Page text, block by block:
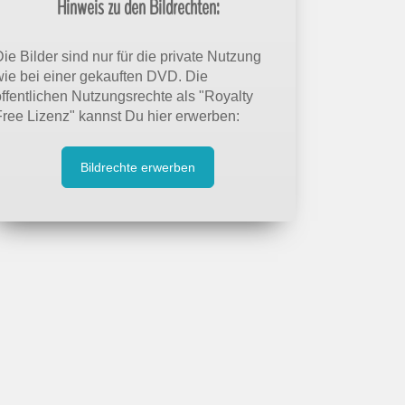
Hinweis zu den Bildrechten:
Bilder sind nur für die private Nutzung
bei einer gekauften DVD. Die
Nutzungsrechte als "Royalty
Lizenz" kannst Du hier erwerben:
Bildrechte erwerben